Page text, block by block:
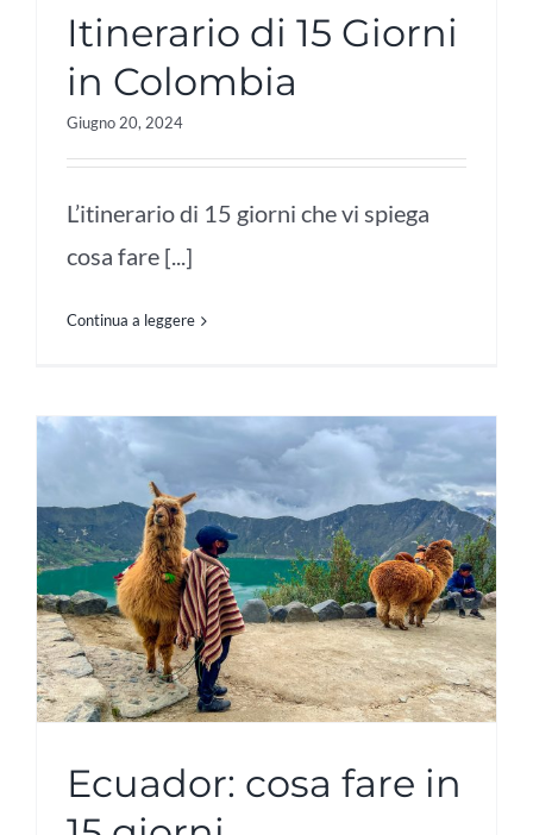
Itinerario di 15 Giorni
in Colombia
Giugno 20, 2024
L’itinerario di 15 giorni che vi spiega
cosa fare [...]
Continua a leggere
Ecuador: cosa fare in